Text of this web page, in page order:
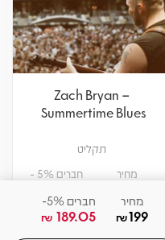
מחיר
199
₪
חברים 5%-
189.05
₪
Zach Bryan –
Summertime Blues
תקליט
מחיר חברים 5% -
הוספה לסל